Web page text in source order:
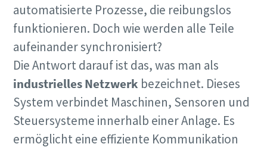
Atlas Copco. Optimieren Sie Ihre Prozesse, indem Sie nur
einen einzigen Lieferanten nutzen.
Erfahren Sie mehr über Rohrleitungen aus
Edelstahl
automatisierte Prozesse, die reibungslos
funktionieren. Doch wie werden alle Teile
aufeinander synchronisiert?
Die Antwort darauf ist das, was man als
industrielles Netzwerk bezeichnet. Dieses
System verbindet Maschinen, Sensoren und
Steuersysteme innerhalb einer Anlage. Es
ermöglicht eine effiziente Kommunikation
Firma
Land
Stadt